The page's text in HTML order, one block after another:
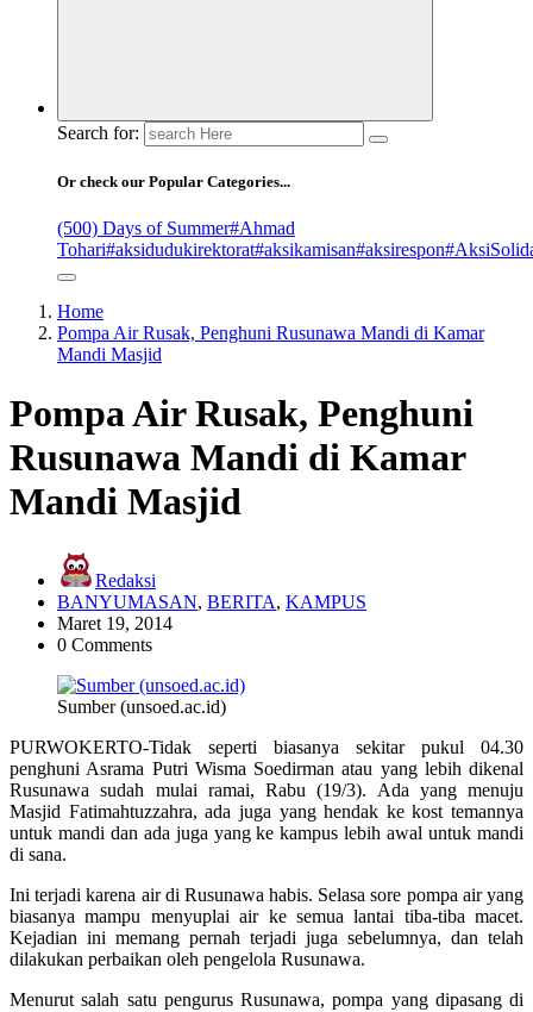
Search for:
Or check our Popular Categories...
(500) Days of Summer#Ahmad
Tohari#aksidudukirektorat#aksikamisan#aksirespon
Home
Pompa Air Rusak, Penghuni Rusunawa Mandi di Kamar
Mandi Masjid
Pompa Air Rusak, Penghuni
Rusunawa Mandi di Kamar
Mandi Masjid
Redaksi
BANYUMASAN, BERITA, KAMPUS
Maret 19, 2014
0 Comments
Sumber (unsoed.ac.id)
PURWOKERTO-Tidak seperti biasanya sekitar pukul 04.30
penghuni Asrama Putri Wisma Soedirman atau yang lebih dikenal
Rusunawa sudah mulai ramai, Rabu (19/3). Ada yang menuju
Masjid Fatimahtuzzahra, ada juga yang hendak ke kost temannya
untuk mandi dan ada juga yang ke kampus lebih awal untuk mandi
di sana.
Ini terjadi karena air di Rusunawa habis. Selasa sore pompa air yang
biasanya mampu menyuplai air ke semua lantai tiba-tiba macet.
Kejadian ini memang pernah terjadi juga sebelumnya, dan telah
dilakukan perbaikan oleh pengelola Rusunawa.
Menurut salah satu pengurus Rusunawa, pompa yang dipasang di